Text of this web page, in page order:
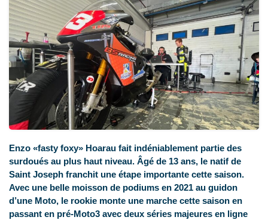
Enzo «fasty foxy» Hoarau fait indéniablement partie des
surdoués au plus haut niveau. Âgé de 13 ans, le natif de
Saint Joseph franchit une étape importante cette saison.
Avec une belle moisson de podiums en 2021 au guidon
d’une Moto, le rookie monte une marche cette saison en
passant en pré-Moto3 avec deux séries majeures en ligne